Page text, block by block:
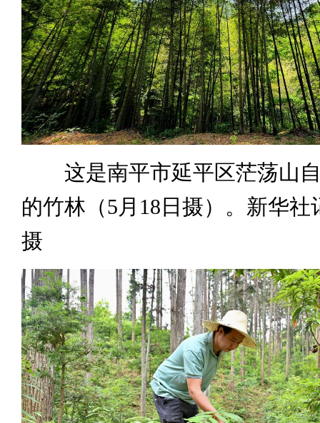
这是南平市延平区茫荡山自
的竹林（5月18日摄）。新华社
摄